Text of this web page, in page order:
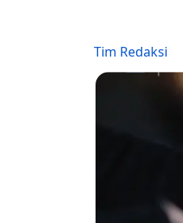
Tim Redaksi